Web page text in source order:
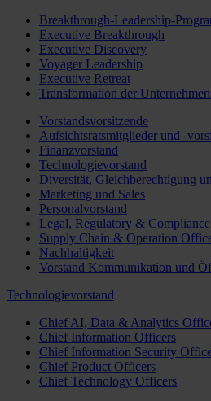
Breakthrough-Leadership-
Executive Breakthrough
Executive Discovery
Voyager Leadership
Executive Retreat
Transformation der
Vorstandsvorsitzende
Aufsichtsratsmitglieder und -
Finanzvorstand
Technologievorstand
Diversität, Gleichberechtigung
Marketing und Sales
Personalvorstand
Legal, Regulatory &
Supply Chain & Operation
Nachhaltigkeit
Vorstand Kommunikation und
Technologievorstand
Chief AI, Data & Analytics
Chief Information Officers
Chief Information Security
Chief Product Officers
Chief Technology Officers